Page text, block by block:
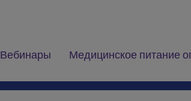
Вебинары Медицинское питание